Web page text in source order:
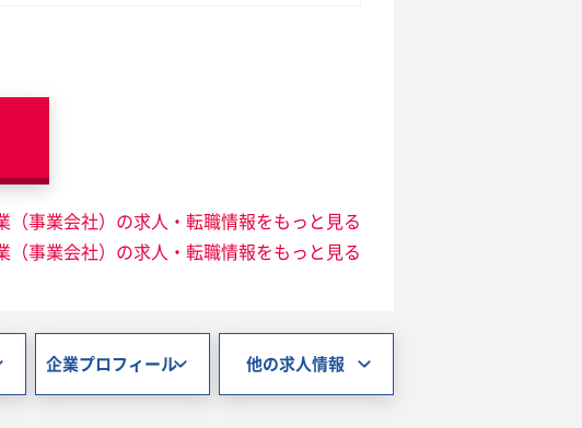
（事業会社）の求人・転職情報をもっと見る
（事業会社）の求人・転職情報をもっと見る
企業プロフィール 他の求人情報